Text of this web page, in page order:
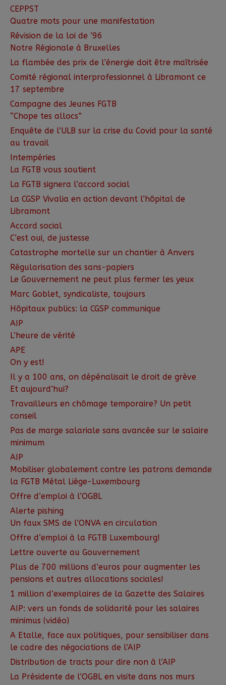
CEPPST
Quatre mots pour une manifestation
Révision de la loi de ’96
Notre Régionale à Bruxelles
La flambée des prix de l’énergie doit être maîtrisée
Comité régional interprofessionnel à Libramont ce
17 septembre
Campagne des Jeunes FGTB
“Chope tes allocs”
Enquête de l’ULB sur la crise du Covid pour la santé
au travail
Intempéries
La FGTB vous soutient
La FGTB signera l’accord social
La CGSP Vivalia en action devant l’hôpital de
Libramont
Accord social
C’est oui, de justesse
Catastrophe mortelle sur un chantier à Anvers
Régularisation des sans-papiers
Le Gouvernement ne peut plus fermer les yeux
Marc Goblet, syndicaliste, toujours
Hôpitaux publics: la CGSP communique
AIP
L’heure de vérité
APE
On y est!
Il y a 100 ans, on dépénalisait le droit de grève
Et aujourd’hui?
Travailleurs en chômage temporaire? Un petit
conseil
Pas de marge salariale sans avancée sur le salaire
minimum
AIP
Mobiliser globalement contre les patrons demande
la FGTB Métal Liège-Luxembourg
Offre d’emploi à l’OGBL
Alerte pishing
Un faux SMS de l’ONVA en circulation
Offre d’emploi à la FGTB Luxembourg!
Lettre ouverte au Gouvernement
Plus de 700 millions d’euros pour augmenter les
pensions et autres allocations sociales!
1 million d’exemplaires de la Gazette des Salaires
AIP: vers un fonds de solidarité pour les salaires
minimus (vidéo)
A Etalle, face aux politiques, pour sensibiliser dans
le cadre des négociations de l’AIP
Distribution de tracts pour dire non à l’AIP
La Présidente de l’OGBL en visite dans nos murs